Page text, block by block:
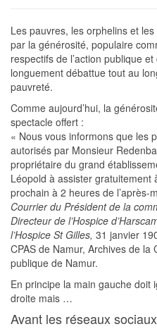
Les pauvres, les orphelins et
par la générosité, populaire
respectifs de l’action publique
longuement débattue tout au
pauvreté.
Comme aujourd’hui, la
spectacle offert :
« Nous vous informons que les
autorisés par Monsieur
propriétaire du grand
Léopold à assister
prochain à 2 heures de l’après-
Courrier du Président de la
Directeur de l’Hospice
l’Hospice St Gilles, 31 janvier
CPAS de Namur, Archives de la
publique de Namur.
En principe la main gauche doit
droite mais …
Avant les réseaux